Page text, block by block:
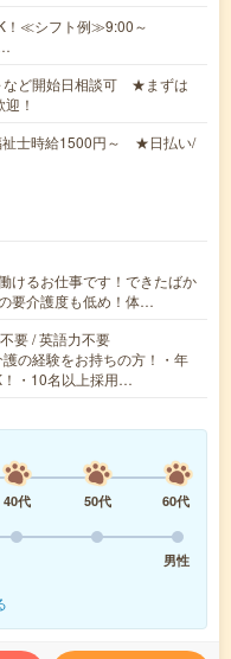
！≪シフト例≫9:00～
など開始日相談可 ★まずは
！
士時給1500円～ ★日払い/
けるお仕事です！できたばか
要介護度も低め！体…
要 / 英語力不要
の経験をお持ちの方！・年
！・10名以上採用…
40代 50代
60代
男性